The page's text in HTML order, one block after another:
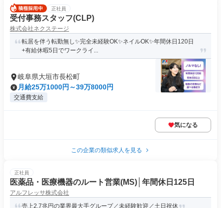
正社員
受付事務スタッフ(CLP)
株式会社ネクステージ
転居を伴う転勤無し✨完全未経験OK✨ネイルOK✨年間休日120日
+有給休暇5日でワークライ...
岐阜県大垣市長松町
月給25万1000円～39万8000円
交通費支給
気になる
この企業の類似求人を見る
正社員
医薬品・医療機器のルート営業(MS)│年間休日125日
アルフレッサ株式会社
売上2.7兆円の業界最大手グループ／未経験歓迎／土日祝休